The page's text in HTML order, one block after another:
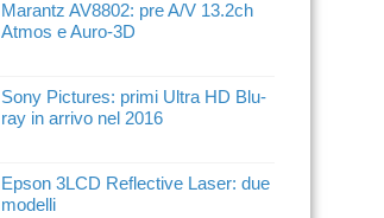
Marantz AV8802: pre A/V 13.2ch
Atmos e Auro-3D
Sony Pictures: primi Ultra HD Blu-
ray in arrivo nel 2016
Epson 3LCD Reflective Laser: due
modelli